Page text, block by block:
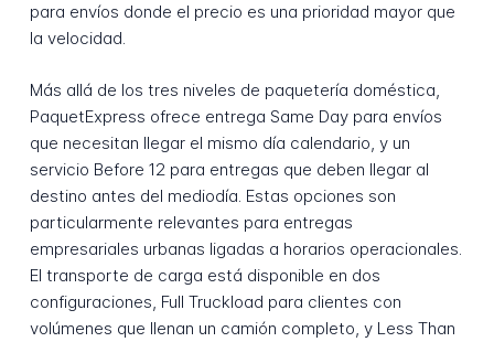
para envíos donde el precio es una prioridad mayor que
la velocidad.
Más allá de los tres niveles de paquetería doméstica,
PaquetExpress ofrece entrega Same Day para envíos
que necesitan llegar el mismo día calendario, y un
servicio Before 12 para entregas que deben llegar al
destino antes del mediodía. Estas opciones son
particularmente relevantes para entregas
empresariales urbanas ligadas a horarios operacionales.
El transporte de carga está disponible en dos
configuraciones, Full Truckload para clientes con
volúmenes que llenan un camión completo, y Less Than